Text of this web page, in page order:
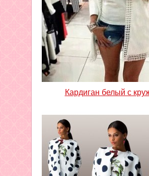
Кардиган белый с